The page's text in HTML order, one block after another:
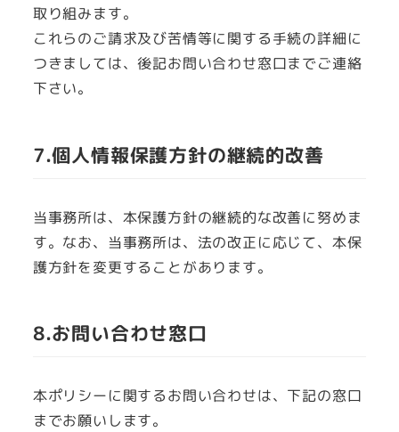
取り組みます。
これらのご請求及び苦情等に関する手続の詳細に
つきましては、後記お問い合わせ窓口までご連絡
下さい。
7.個人情報保護方針の継続的改善
当事務所は、本保護方針の継続的な改善に努めま
す。なお、当事務所は、法の改正に応じて、本保
護方針を変更することがあります。
8.お問い合わせ窓口
本ポリシーに関するお問い合わせは、下記の窓口
までお願いします。